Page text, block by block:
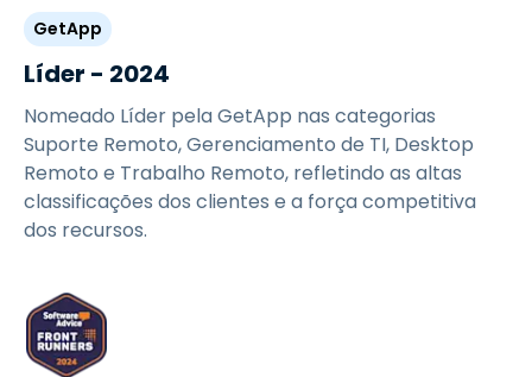
GetApp
Líder - 2024
Nomeado Líder pela GetApp nas categorias
Suporte Remoto, Gerenciamento de TI, Desktop
Remoto e Trabalho Remoto, refletindo as altas
classificações dos clientes e a força competitiva
dos recursos.